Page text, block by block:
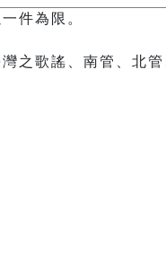
件為限。
之歌謠、南管、北